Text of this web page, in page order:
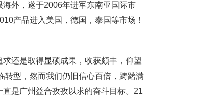
外，遂于2006年进军东南亚国际市
产品进入美国，德国，泰国等市场！
还是取得显硕成果，收获颇丰，仰望
转型，然而我们仍旧信心百倍，踌躇满
是广州益合孜孜以求的奋斗目标。21